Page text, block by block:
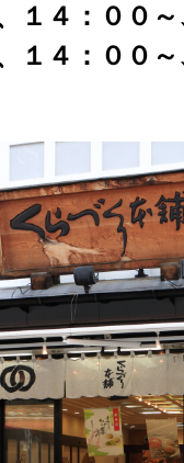
１４：００
１４：００